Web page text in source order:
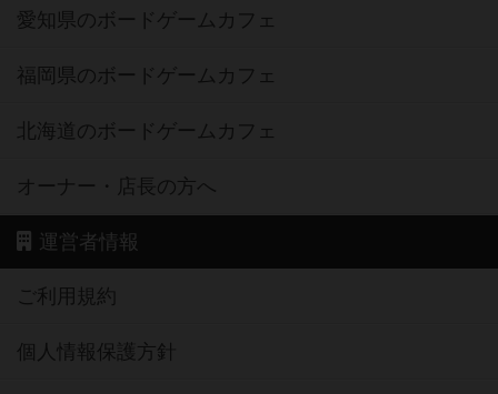
愛知県のボードゲームカフェ
福岡県のボードゲームカフェ
北海道のボードゲームカフェ
オーナー・店長の方へ
運営者情報
ご利用規約
個人情報保護方針